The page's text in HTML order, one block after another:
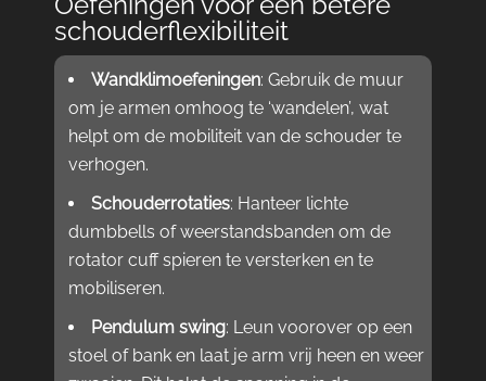
schouderflexibiliteit
Wandklimoefeningen: Gebruik de muur
om je armen omhoog te ‘wandelen’, wat
helpt om de mobiliteit van de schouder te
verhogen.​
Schouderrotaties: Hanteer lichte
dumbbells of weerstandsbanden om de
rotator cuff spieren te versterken en te
mobiliseren.​
Pendulum swing: Leun voorover op een
stoel of bank en laat je arm vrij heen en weer